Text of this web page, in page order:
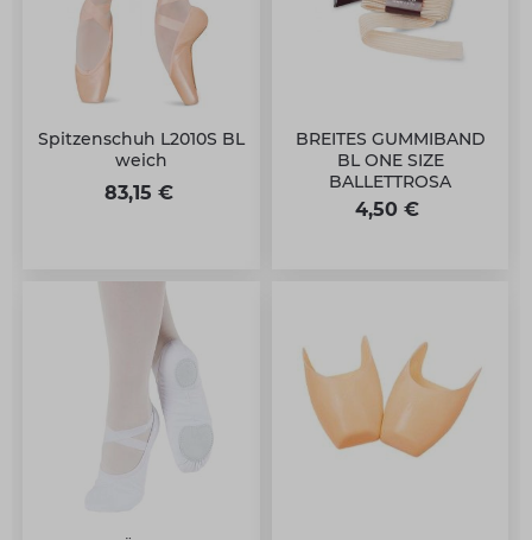
Spitzenschuh L2010S BL
weich
83,15 €
BREITES GUMMIBAND
BL ONE SIZE
BALLETTROSA
4,50 €